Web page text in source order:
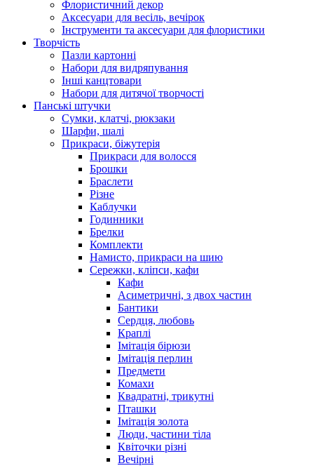
Флористичний декор
Аксесуари для весіль, вечірок
Інструменти та аксесуари для флористики
Творчість
Пазли картонні
Набори для видряпування
Інші канцтовари
Набори для дитячої творчості
Панські штучки
Сумки, клатчі, рюкзаки
Шарфи, шалі
Прикраси, біжутерія
Прикраси для волосся
Брошки
Браслети
Різне
Каблучки
Годинники
Брелки
Комплекти
Намисто, прикраси на шию
Сережки, кліпси, кафи
Кафи
Асиметричні, з двох частин
Бантики
Сердця, любовь
Краплі
Імітація бірюзи
Імітація перлин
Предмети
Комахи
Квадратні, трикутні
Пташки
Імітація золота
Люди, частини тіла
Квіточки різні
Вечірні